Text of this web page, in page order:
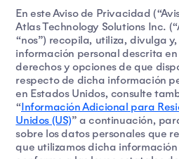
En este Aviso de Privacidad
Atlas Technology Solutions Inc.
“nos”) recopila, utiliza, divulga
información personal descrita en
derechos y opciones de que
respecto de dicha información
en Estados Unidos, consulte
“Información Adicional para
Unidos (US)” a continuación,
sobre los datos personales que
que utilizamos dicha información